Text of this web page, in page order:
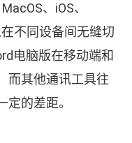
、iOS、
不同设备间无缝切
电脑版在移动端和
而其他通讯工具往
的差距。